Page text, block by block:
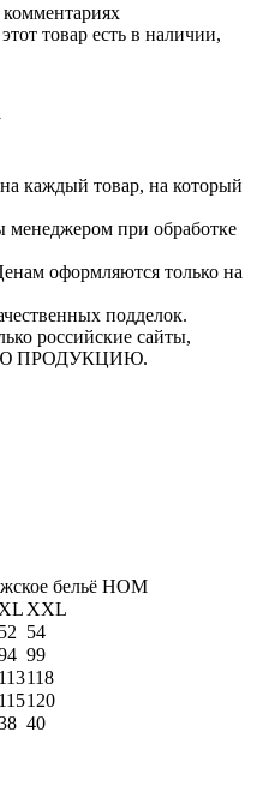
товар есть в наличии,
каждый товар, на который
менеджером при обработке
оформляются только на
подделок.
российские сайты,
ПРОДУКЦИЮ.
XL XXL
52 54
99
113118
115120
40